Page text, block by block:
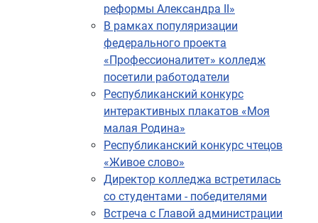
реформы Александра II»
В рамках популяризации
федерального проекта
«Профессионалитет» колледж
посетили работодатели
Республиканский конкурс
интерактивных плакатов «Моя
малая Родина»
Республиканский конкурс чтецов
«Живое слово»
Директор колледжа встретилась
со студентами - победителями
Встреча с Главой администрации